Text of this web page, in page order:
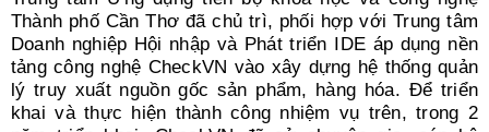
Thành phố Cần Thơ đã chủ trì, phối hợp với Trung tâm
Doanh nghiệp Hội nhập và Phát triển IDE áp dụng nền
tảng công nghệ CheckVN vào xây dựng hệ thống quản
lý truy xuất nguồn gốc sản phẩm, hàng hóa. Để triển
khai và thực hiện thành công nhiệm vụ trên, trong 2